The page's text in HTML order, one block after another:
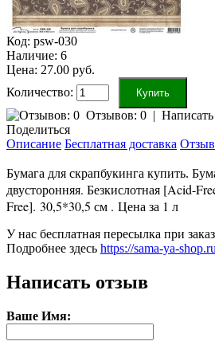
Код: psw-030
Наличие: 6
Цена: 27.00 руб.
Количество:
Отзывов: 0 |
Поделиться
Описание Бесплатная доставка
Бумага для скрапбукинга купить.
двусторонняя. Безкислотная [Acid-
Free]. 30,5*30,5 см . Цена за 1 л
У нас бесплатная пересылка при
Подробнее здесь https://sama-ya-
Написать отзыв
Ваше Имя: